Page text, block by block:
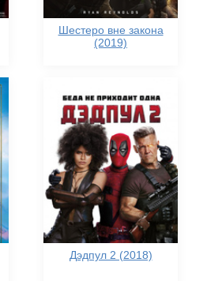
Шестеро вне закона
(2019)
Дэдпул 2 (2018)